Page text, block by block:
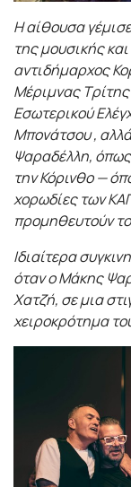
Η αίθουσα
της μουσικής
αντιδήμαρχος
Μέριμνας Τρίτης
Εσωτερικού
Μπονάτσου ,
Ψαραδέλλη, όπως
την Κόρινθο —
χορωδίες των
προμηθευτούν το
Ιδιαίτερα
όταν ο Μάκης
Χατζή, σε μια
χειροκρότημα